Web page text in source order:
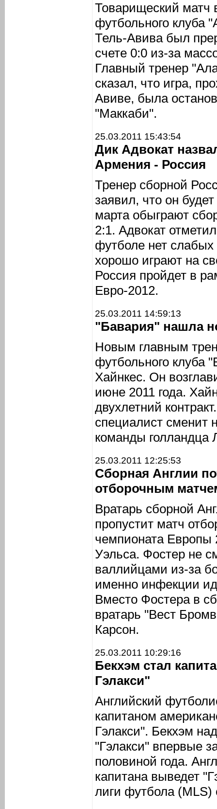
Товарищеский матч
футбольного клуба
Тель-Авива был
счете 0:0 из-за
Главный тренер
сказал, что игра,
Авиве, была
"Маккаби".
25.03.2011 15:43:54
Дик Адвокат
Армения - Россия
Тренер сборной
заявил, что он
марта обыграют
2:1. Адвокат
футболе нет
хорошо играют на
Россия пройдет в
Евро-2012.
25.03.2011 14:59:13
"Бавария" нашла
Новым главным
футбольного клуба
Хайнкес. Он
июне 2011 года.
двухлетний
специалист сменит
команды голландца
25.03.2011 12:25:53
Сборная Англии
отборочным
Вратарь сборной
пропустит матч
чемпионата Европы
Уэльса. Фостер не
валлийцами из-за
именно инфекции
Вместо Фостера в
вратарь "Вест
Карсон.
25.03.2011 10:29:16
Бекхэм стал
Гэлакси"
Английский
капитаном
Гэлакси". Бекхэм
"Гэлакси" впервые
половиной года.
капитана выведет
лиги футбола